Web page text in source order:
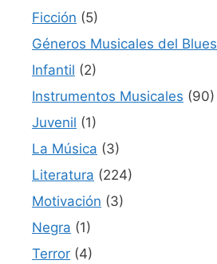
Ficción (5)
Géneros Musicales del Blues
Infantil (2)
Instrumentos Musicales (90)
Juvenil (1)
La Música (3)
Literatura (224)
Motivación (3)
Negra (1)
Terror (4)